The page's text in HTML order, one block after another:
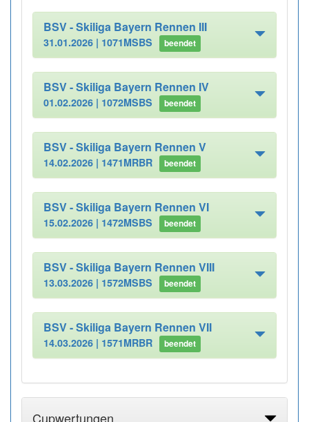
BSV - Skiliga Bayern Rennen III
31.01.2026 | 1071MSBS beendet
BSV - Skiliga Bayern Rennen IV
01.02.2026 | 1072MSBS beendet
BSV - Skiliga Bayern Rennen V
14.02.2026 | 1471MRBR beendet
BSV - Skiliga Bayern Rennen VI
15.02.2026 | 1472MSBS beendet
BSV - Skiliga Bayern Rennen VIII
13.03.2026 | 1572MSBS beendet
BSV - Skiliga Bayern Rennen VII
14.03.2026 | 1571MRBR beendet
Cupwertungen